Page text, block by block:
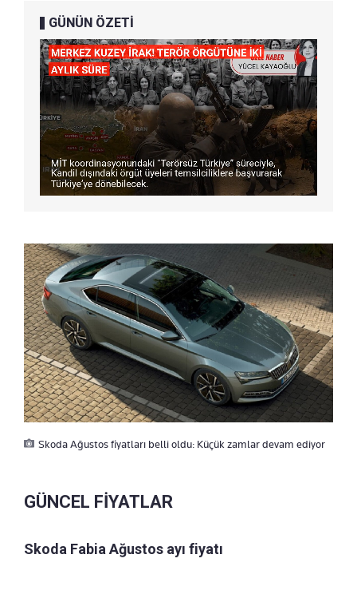
GÜNÜN ÖZETİ
Skoda Ağustos fiyatları belli oldu: Küçük zamlar devam ediyor
GÜNCEL FİYATLAR
Skoda Fabia Ağustos ayı fiyatı